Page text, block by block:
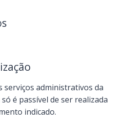
serviços administrativos da
é passível de ser realizada
indicado.